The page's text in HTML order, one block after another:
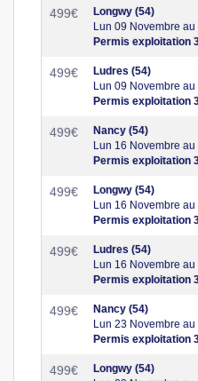
499€
Longwy (54)
Lun 09 Novembre
Permis exploitation
499€
Ludres (54)
Lun 09 Novembre
Permis exploitation
499€
Nancy (54)
Lun 16 Novembre
Permis exploitation
499€
Longwy (54)
Lun 16 Novembre
Permis exploitation
499€
Ludres (54)
Lun 16 Novembre
Permis exploitation
499€
Nancy (54)
Lun 23 Novembre
Permis exploitation
499€
Longwy (54)